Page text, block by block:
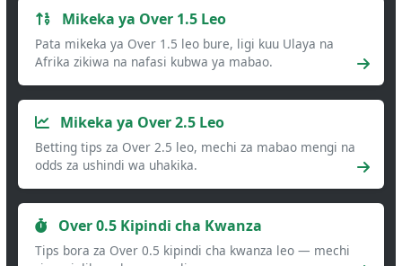
Mikeka ya Over 1.5 Leo
Pata mikeka ya Over 1.5 leo bure, ligi kuu Ulaya na
Afrika zikiwa na nafasi kubwa ya mabao.
Mikeka ya Over 2.5 Leo
Betting tips za Over 2.5 leo, mechi za mabao mengi na
odds za ushindi wa uhakika.
Over 0.5 Kipindi cha Kwanza
Tips bora za Over 0.5 kipindi cha kwanza leo — mechi